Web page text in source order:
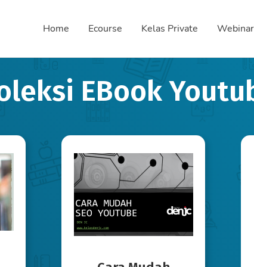
Home Ecourse Kelas Private Webinar
EBook